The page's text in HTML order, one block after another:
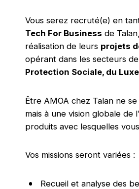
Vous serez recruté(e) en
Tech For Business de
réalisation de leurs projets
opérant dans les secteurs
Protection Sociale, du
Être AMOA chez Talan ne
mais à une vision globale
produits avec lesquelles
Vos missions seront variées :
Recueil et analyse des